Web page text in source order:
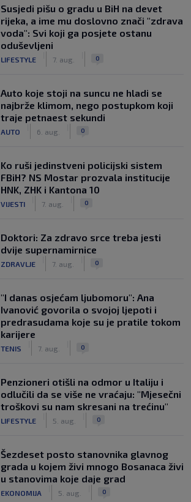
Susjedi pišu o gradu u BiH na devet
rijeka, a ime mu doslovno znači "zdrava
voda": Svi koji ga posjete ostanu
oduševljeni
LIFESTYLE 7. aug. 0
Auto koje stoji na suncu ne hladi se
najbrže klimom, nego postupkom koji
traje petnaest sekundi
AUTO 6. aug. 0
Ko ruši jedinstveni policijski sistem
FBiH? NS Mostar prozvala institucije
HNK, ZHK i Kantona 10
VIJESTI 7. aug. 0
Doktori: Za zdravo srce treba jesti
dvije supernamirnice
ZDRAVLJE 7. aug. 0
"I danas osjećam ljubomoru": Ana
Ivanović govorila o svojoj ljepoti i
predrasudama koje su je pratile tokom
karijere
TENIS 7. aug. 0
Penzioneri otišli na odmor u Italiju i
odlučili da se više ne vraćaju: "Mjesečni
troškovi su nam skresani na trećinu"
LIFESTYLE 5. aug. 0
Šezdeset posto stanovnika glavnog
grada u kojem živi mnogo Bosanaca živi
u stanovima koje daje grad
EKONOMIJA 5. aug. 0